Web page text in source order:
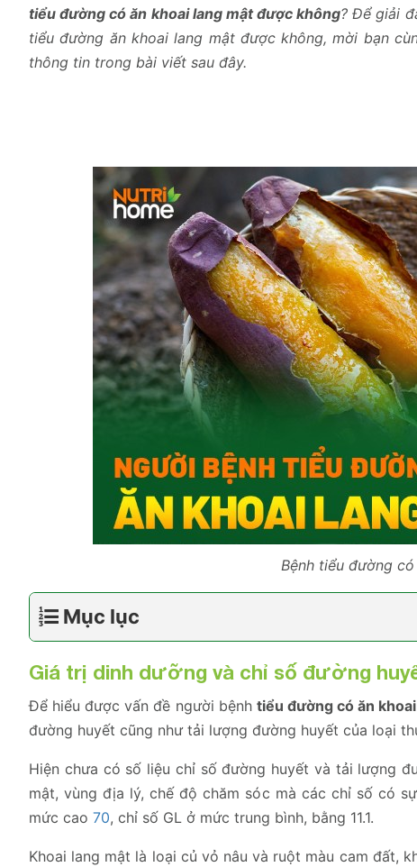
tiểu đường có ăn khoai lang mật được không? Để giải
tiểu đường ăn khoai lang mật được không, mời bạn
thông tin trong bài viết sau đây.
Bệnh tiểu đường
Mục lục
Giá trị dinh dưỡng và chỉ số đường
Để hiểu được vấn đề người bệnh tiểu đường có ăn
đường huyết cũng như tải lượng đường huyết của loại
Hiện chưa có số liệu chỉ số đường huyết và tải lượng
mật, vùng địa lý, chế độ chăm sóc mà các chỉ số có
mức cao 70, chỉ số GL ở mức trung bình, bằng 11.1.
Khoai lang mật là loại củ vỏ nâu và ruột màu cam đất,